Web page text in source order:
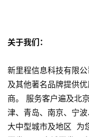
A
P
开
发
短
视
关于我们：
新里程信息科技有限
及其他著名品牌提供
商。 服务客户遍及北
津、青岛、南京、宁
大中型城市及地区 为